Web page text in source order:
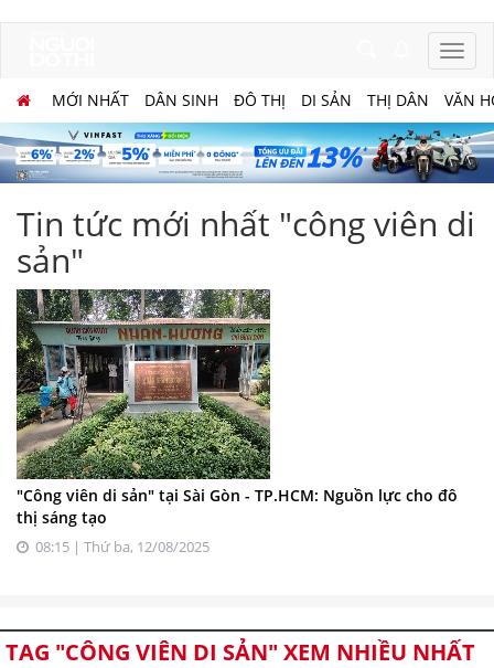
MỚI NHẤT DÂN SINH ĐÔ THỊ DI SẢN THỊ DÂN VĂN
Tin tức mới nhất "công viên di
sản"
"Công viên di sản" tại Sài Gòn - TP.HCM: Nguồn lực cho đô
thị sáng tạo
08:15 | Thứ ba, 12/08/2025
TAG "CÔNG VIÊN DI SẢN" XEM NHIỀU NHẤT